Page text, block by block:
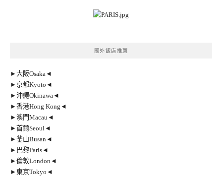
國外飯店推薦
►大阪Osaka◄
►京都Kyoto◄
►沖繩Okinawa◄
►香港Hong Kong◄
►澳門Macau◄
►首爾Seoul◄
►釜山Busan◄
►巴黎Paris◄
►倫敦London◄
►東京Tokyo◄